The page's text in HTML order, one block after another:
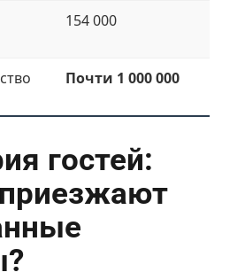
154 000
Почти 1 000 000
гостей: